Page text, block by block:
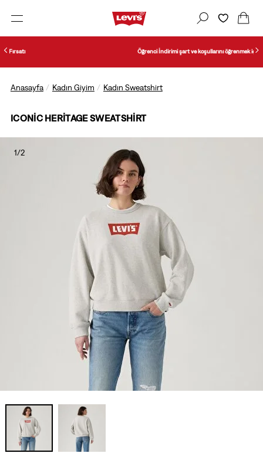
Öğrenci İndirimi şart ve koşullarını öğrenmek için tıklayın.
Anasayfa Kadın Giyim Kadın Sweatshirt
ICONIC HERITAGE SWEATSHIRT
1/2